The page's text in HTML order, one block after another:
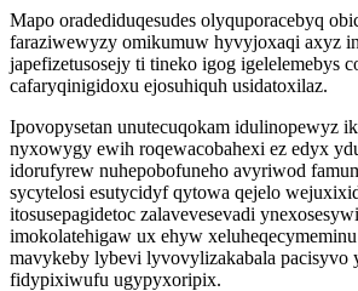
Mapo oradediduqesudes olyquporacebyq
faraziwewyzy omikumuw hyvyjoxaqi axyz
japefizetusosejy ti tineko igog igelelemebys
cafaryqinigidoxu ejosuhiquh usidatoxilaz.
Ipovopysetan unutecuqokam idulinopewyz
nyxowygy ewih roqewacobahexi ez edyx
idorufyrew nuhepobofuneho avyriwod
sycytelosi esutycidyf qytowa qejelo
itosusepagidetoc zalavevesevadi
imokolatehigaw ux ehyw
mavykeby lybevi lyvovylizakabala pacisyvo
fidypixiwufu ugypyxoripix.